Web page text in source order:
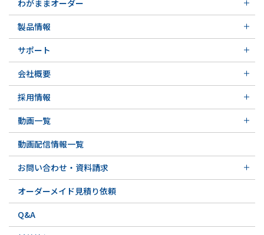
わがままオーダー
メカニカルシール
実例ご紹介
その他の導入事例
軸受け付きシールユニット
実例ご紹介
その他の導入事例
製品情報
汎用形メカニカルシール
特殊用途用メカニカルシール
メカニカルシールの不思議
サポート
サポート トップ
実例ご紹介
会社概要
会社概要 トップ
会社沿革
関連会社
採用情報
採用情報 トップ
先輩の声
募集要項&FAQ
動画一覧
動画一覧 トップ
初級講座
専門用語の解説
動画配信情報一覧
お問い合わせ・資料請求
お問い合わせ・資料請求 トップ
お問い合わせ例一覧
オーダーメイド見積り依頼
Q&A